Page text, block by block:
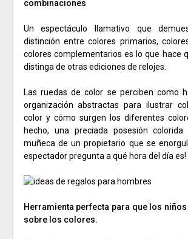
combinaciones
Un espectáculo llamativo que
distinción entre colores primarios,
colores complementarios es lo que hace
distinga de otras ediciones de relojes.
Las ruedas de color se perciben como
organización abstractas para ilustrar
color y cómo surgen los diferentes
hecho, una preciada posesión
muñeca de un propietario que se
espectador pregunta a qué hora del día es!
Herramienta perfecta para que los
sobre los colores.